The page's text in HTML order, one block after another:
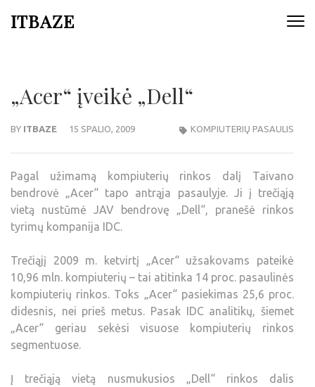
ITBAZE
„Acer“ įveikė „Dell“
BY ITBAZE 15 SPALIO, 2009 KOMPIUTERIŲ PASAULIS
Pagal užimamą kompiuterių rinkos dalį Taivano
bendrovė „Acer“ tapo antrąja pasaulyje. Ji į trečiąją
vietą nustūmė JAV bendrovę „Dell“, pranešė rinkos
tyrimų kompanija IDC.
Trečiąjį 2009 m. ketvirtį „Acer“ užsakovams pateikė
10,96 mln. kompiuterių – tai atitinka 14 proc. pasaulinės
kompiuterių rinkos. Toks „Acer“ pasiekimas 25,6 proc.
didesnis, nei prieš metus. Pasak IDC analitikų, šiemet
„Acer“ geriau sekėsi visuose kompiuterių rinkos
segmentuose.
Į trečiąją vietą nusmukusios „Dell“ rinkos dalis